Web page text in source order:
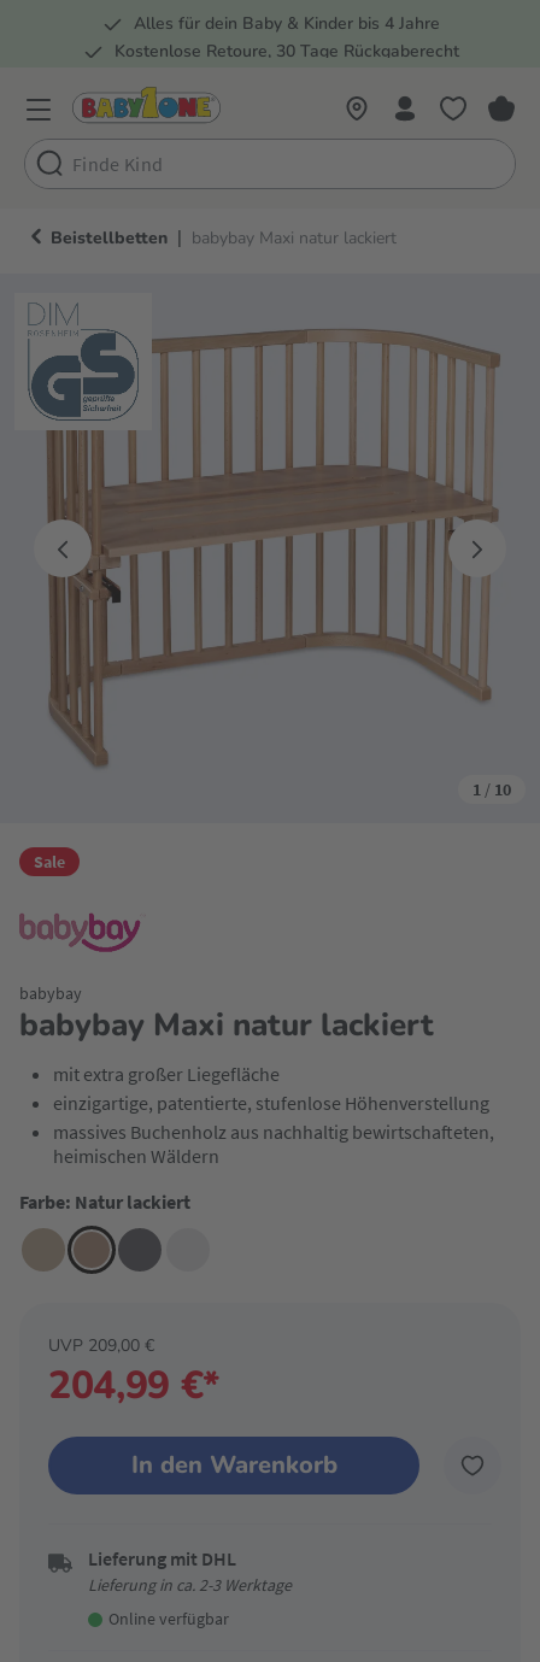
Zur Hauptnavigation springen
Alles für dein Baby & Kinder bis 4 Jahre
Kostenlose Retoure, 30 Tage Rückgaberecht
Beistellbetten | babybay Maxi natur lackiert
1 / 10
Sale
babybay Maxi natur lackiert
babybay
mit extra großer Liegefläche
einzigartige, patentierte, stufenlose Höhenverstellung
massives Buchenholz aus nachhaltig bewirtschafteten,
heimischen Wäldern
Farbe: Natur lackiert
204,99 €*
UVP 209,00 €
In den Warenkorb
Lieferung mit DHL
Lieferung in ca. 2-3 Werktage
Online verfügbar